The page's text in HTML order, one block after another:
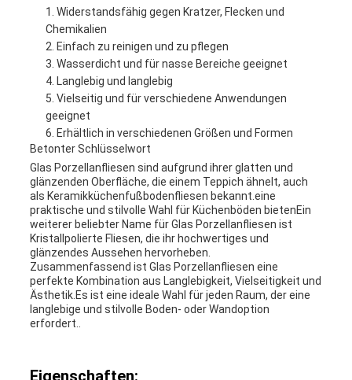
Widerstandsfähig gegen Kratzer, Flecken und
Chemikalien
Einfach zu reinigen und zu pflegen
Wasserdicht und für nasse Bereiche geeignet
Langlebig und langlebig
Vielseitig und für verschiedene Anwendungen
geeignet
Erhältlich in verschiedenen Größen und Formen
Betonter Schlüsselwort
Glas Porzellanfliesen sind aufgrund ihrer glatten und
glänzenden Oberfläche, die einem Teppich ähnelt, auch
als Keramikküchenfußbodenfliesen bekannt.eine
praktische und stilvolle Wahl für Küchenböden bietenEin
weiterer beliebter Name für Glas Porzellanfliesen ist
Kristallpolierte Fliesen, die ihr hochwertiges und
glänzendes Aussehen hervorheben.
Zusammenfassend ist Glas Porzellanfliesen eine
perfekte Kombination aus Langlebigkeit, Vielseitigkeit und
Ästhetik.Es ist eine ideale Wahl für jeden Raum, der eine
langlebige und stilvolle Boden- oder Wandoption
erfordert..